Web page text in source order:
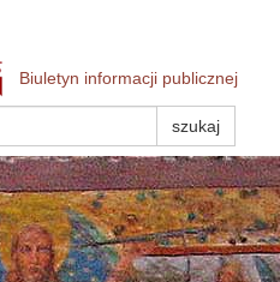
Biuletyn informacji publicznej